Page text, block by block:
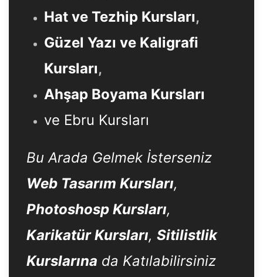
Hat ve Tezhip Kursları,
Güzel Yazı ve Kaligrafi
Kursları,
Ahşap Boyama Kursları
ve Ebru Kursları
Bu Arada Gelmek İsterseniz
Web Tasarım Kursları,
Photoshosp Kursları,
Karikatür Kursları, Sitilistlik
Kurslarına da Katılabilirsiniz